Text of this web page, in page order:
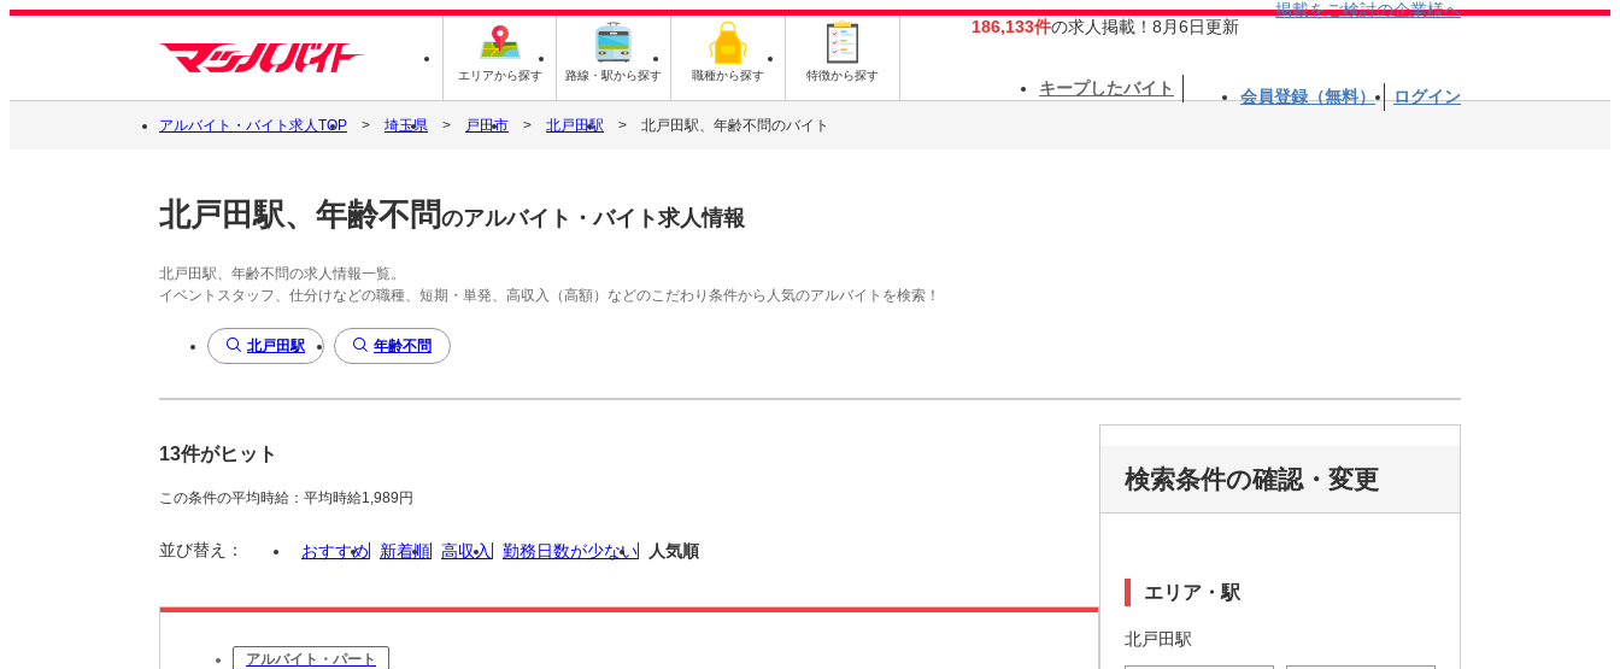
エリアから探す 路線・駅から探す 職種から探す 特徴から探す
186,133件の求人掲載！8月6日更新
掲載をご検討の企業様へ
キープしたバイト 会員登録（無料） ログイン
アルバイト・バイト求人TOP 埼玉県 戸田市 北戸田駅 北戸田駅、年齢不問のバイト
北戸田駅、年齢不問のアルバイト・バイト求人情報
北戸田駅、年齢不問の求人情報一覧。
イベントスタッフ、仕分けなどの職種、短期・単発、高収入（高額）などのこだわり条件から人気のアルバイトを検索！
北戸田駅 年齢不問
13件がヒット
この条件の平均時給：平均時給1,989円
並び替え： おすすめ 新着順 高収入 勤務日数が少ない 人気順
アルバイト・パート
検索条件の確認・変更
エリア・駅
北戸田駅